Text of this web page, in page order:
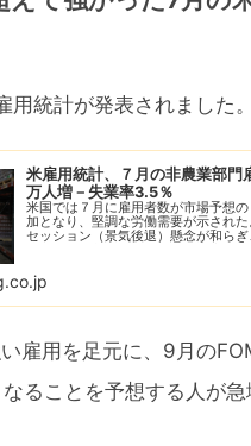
用統計が発表されました。
米雇用統計、７月の非農業部門
万人増－失業率3.5％
米国では７月に雇用者数が市場予想
加となり、堅調な労働需要が示された
セッション（景気後退）懸念が和らぎ
雇用を足元に、9月の
ることを予想する人が急